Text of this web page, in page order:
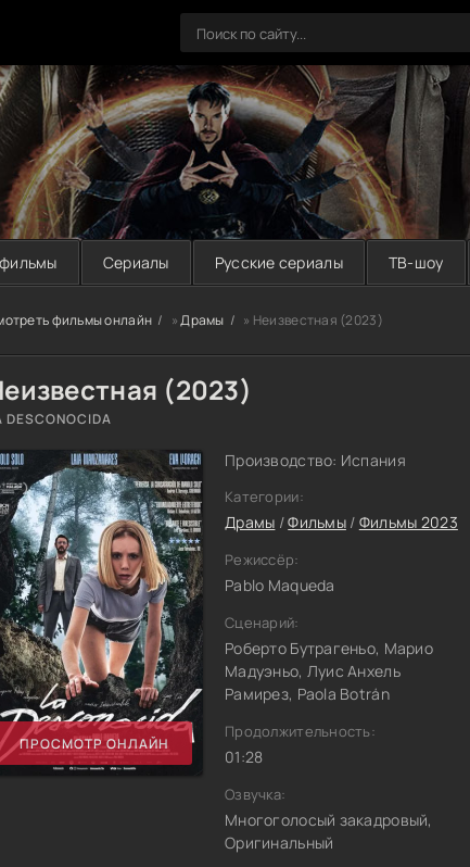
Сериалы Русские сериалы ТВ-шоу
фильмы онлайн »Драмы » Неизвестная (2023)
(2023)
DESCONOCIDA
ПРОСМОТР ОНЛАЙН
Производство: Испания
Категории:
Драмы /Фильмы/ Фильмы 2023
Режиссёр:
Pablo Maqueda
Сценарий:
Роберто Бутрагеньо, Марио
Мадуэньо, Луис Анхель
Рамирез, Paola Botrán
Продолжительность:
01:28
Озвучка:
Многоголосый закадровый,
Оригинальный